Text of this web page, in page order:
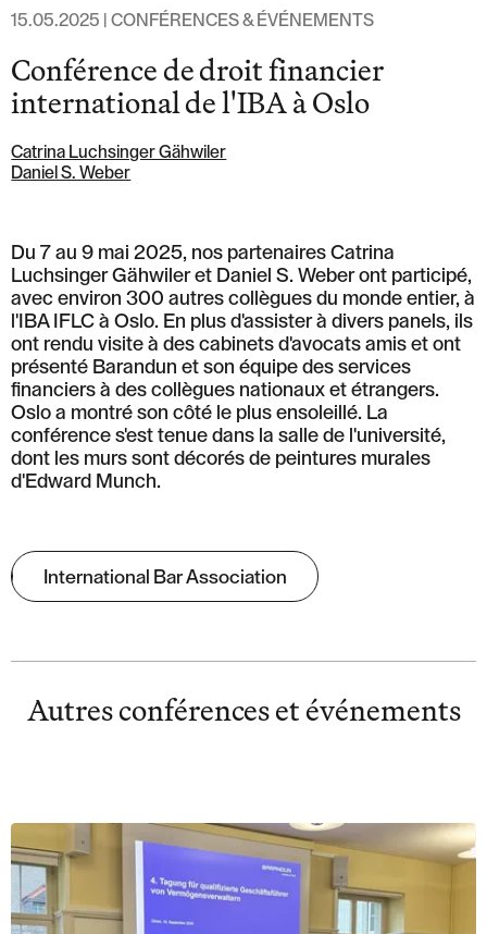
6300 Zoug
T: +41 41 349 56 56
F: +41 41 349 56 66
M: zg@barandun-law.ch
PROTECTION DES DONNÉESLINKEDIN
15.05.2025 | CONFÉRENCES & ÉVÉNEMENTS
Conférence de droit financier
international de l'IBA à Oslo
Catrina Luchsinger Gähwiler
Daniel S. Weber
Du 7 au 9 mai 2025, nos partenaires Catrina
Luchsinger Gähwiler et Daniel S. Weber ont participé,
avec environ 300 autres collègues du monde entier, à
l'IBA IFLC à Oslo. En plus d'assister à divers panels, ils
ont rendu visite à des cabinets d'avocats amis et ont
présenté Barandun et son équipe des services
financiers à des collègues nationaux et étrangers.
Oslo a montré son côté le plus ensoleillé. La
conférence s'est tenue dans la salle de l'université,
dont les murs sont décorés de peintures murales
d'Edward Munch.
International Bar Association
Autres conférences et événements